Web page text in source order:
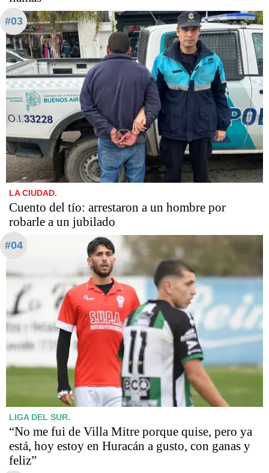
#03
LA CIUDAD.
Cuento del tío: arrestaron a un hombre por
robarle a un jubilado
#04
LIGA DEL SUR.
“No me fui de Villa Mitre porque quise, pero ya
está, hoy estoy en Huracán a gusto, con ganas y
feliz”